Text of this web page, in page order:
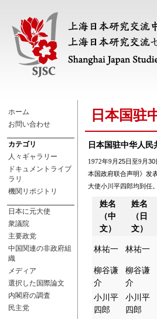
ホーム
お問い合わせ
カテゴリ
人々ギャラリー
ドキュメントライブ
ラリ
機関リポジトリ
日本に元大使
衆議院
主要政党
中国関連の非政府組
織
メディア
選択した国際論文
内閣府の調査
民主党
日本国驻
日本国驻中华人民
1972年9 月 25日至9 月 30
本国政府联合声明 》发
大使小川平四郎均到任。
姓名
（中
文）
姓名
（日
文）
林祐一 林祐一
柳谷谦
介
柳谷谦
介
小川平
四郎
小川平
四郎